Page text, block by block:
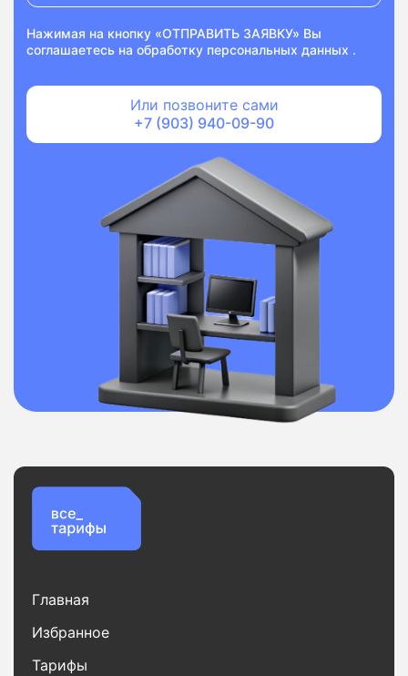
Нажимая на кнопку «ОТПРАВИТЬ ЗАЯВКУ» Вы
соглашаетесь на обработку персональных данных .
Или позвоните сами
+7 (903) 940-09-90
Главная
Избранное
Тарифы